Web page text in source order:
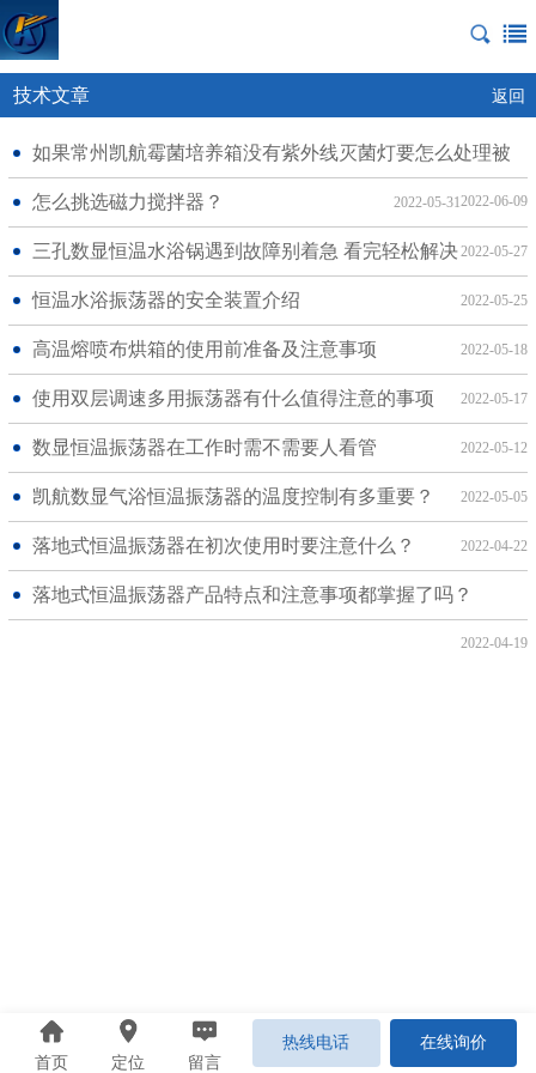
技术文章 返回
如果常州凯航霉菌培养箱没有紫外线灭菌灯要怎么处理被
污染的情况？ 2022-06-09
怎么挑选磁力搅拌器？ 2022-05-31
三孔数显恒温水浴锅遇到故障别着急 看完轻松解决2022-05-27
恒温水浴振荡器的安全装置介绍 2022-05-25
高温熔喷布烘箱的使用前准备及注意事项 2022-05-18
使用双层调速多用振荡器有什么值得注意的事项 2022-05-17
数显恒温振荡器在工作时需不需要人看管 2022-05-12
凯航数显气浴恒温振荡器的温度控制有多重要？ 2022-05-05
落地式恒温振荡器在初次使用时要注意什么？ 2022-04-22
落地式恒温振荡器产品特点和注意事项都掌握了吗？
2022-04-19
首页 定位 留言
热线电话 在线询价